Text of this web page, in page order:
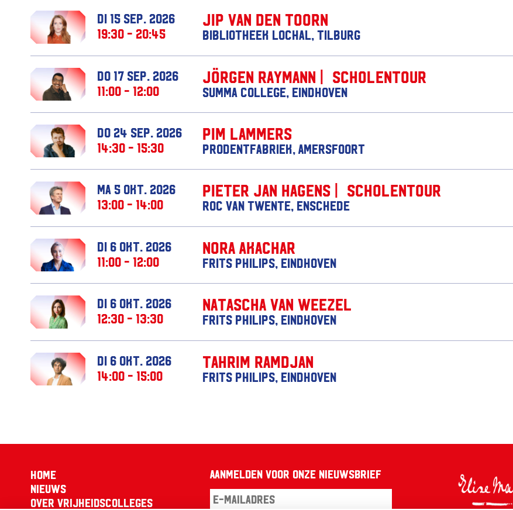
Jip van den Toorn
Bibliotheek Lochal, Tilburg
di 15 sep. 2026
19:30 - 20:45
Jörgen Raymann | Scholentour
Summa College, Eindhoven
do 17 sep. 2026
11:00 - 12:00
Pim Lammers
Prodentfabriek, Amersfoort
do 24 sep. 2026
14:30 - 15:30
Pieter Jan Hagens | Scholentour
ROC van Twente, Enschede
ma 5 okt. 2026
13:00 - 14:00
Nora Akachar
Frits Philips, Eindhoven
di 6 okt. 2026
11:00 - 12:00
Natascha van Weezel
Frits Philips, Eindhoven
di 6 okt. 2026
12:30 - 13:30
Tahrim Ramdjan
Frits Philips, Eindhoven
di 6 okt. 2026
14:00 - 15:00
Home
Nieuws
Over Vrijheidscolleges
Aanmelden voor onze nieuwsbrief